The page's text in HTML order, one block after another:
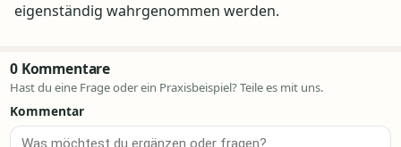
eigenständig wahrgenommen werden.
0 Kommentare
Hast du eine Frage oder ein Praxisbeispiel? Teile es mit uns.
Kommentar